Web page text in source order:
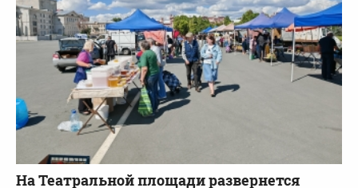
На Театральной площади развернется